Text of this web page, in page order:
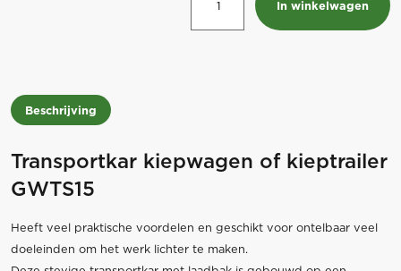
kiepwagen
2
In winkelwagen
Beschrijving
Transportkar kiepwagen of kieptrailer
GWTS15
Heeft veel praktische voordelen en geschikt voor ontelbaar veel
doeleinden om het werk lichter te maken.